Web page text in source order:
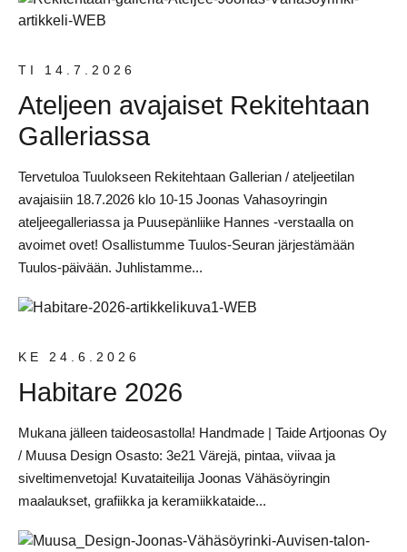
TI 14.7.2026
Ateljeen avajaiset Rekitehtaan
Galleriassa
Tervetuloa Tuulokseen Rekitehtaan Gallerian / ateljeetilan
avajaisiin 18.7.2026 klo 10-15 Joonas Vahasoyringin
ateljeegalleriassa ja Puusepänliike Hannes -verstaalla on
avoimet ovet! Osallistumme Tuulos-Seuran järjestämään
Tuulos-päivään. Juhlistamme...
KE 24.6.2026
Habitare 2026
Mukana jälleen taideosastolla! Handmade | Taide Artjoonas Oy
/ Muusa Design Osasto: 3e21 Värejä, pintaa, viivaa ja
siveltimenvetoja! Kuvataiteilija Joonas Vähäsöyringin
maalaukset, grafiikka ja keramiikkataide...